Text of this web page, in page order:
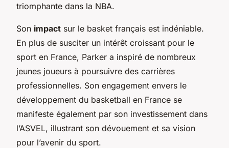
triomphante dans la NBA.
Son impact sur le basket français est indéniable.
En plus de susciter un intérêt croissant pour le
sport en France, Parker a inspiré de nombreux
jeunes joueurs à poursuivre des carrières
professionnelles. Son engagement envers le
développement du basketball en France se
manifeste également par son investissement dans
l’ASVEL, illustrant son dévouement et sa vision
pour l’avenir du sport.